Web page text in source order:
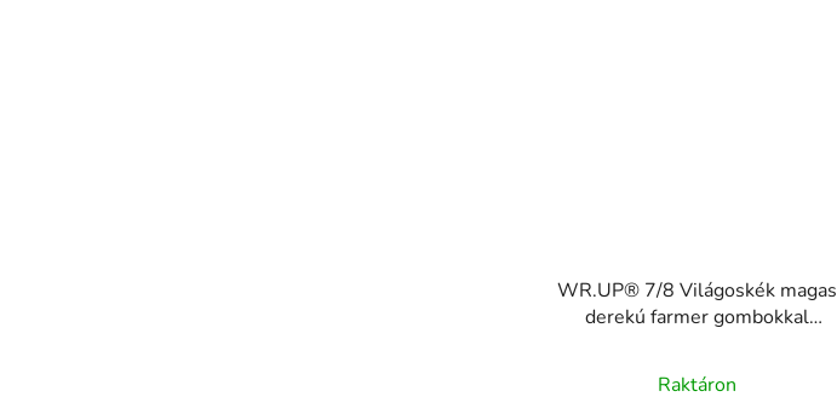
WR.UP® 7/8 Világoskék magas
derekú farmer gombokkal
WRUP4BHC002ORG, J4B
termék
Raktáron